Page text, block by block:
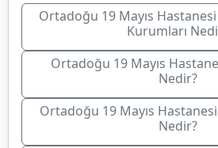
Ortadoğu 19 Mayıs Hastanesi
Kurumları
Ortadoğu 19 Mayıs
Nedir?
Ortadoğu 19 Mayıs
Nedir?